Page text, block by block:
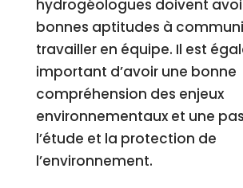
hydrogéologues doivent
bonnes aptitudes à
travailler en équipe. Il est
important d’avoir une bonne
compréhension des enjeux
environnementaux et une
l’étude et la protection de
l’environnement.